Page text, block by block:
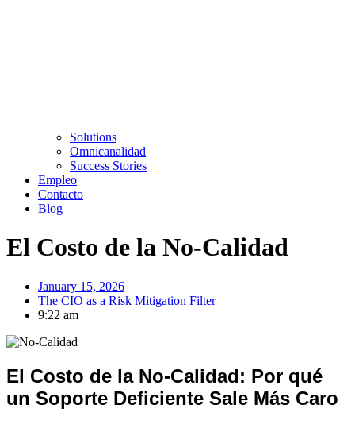
Solutions
Omnicanalidad
Success Stories
Empleo
Contacto
Blog
El Costo de la No-Calidad
January 15, 2026
The CIO as a Risk Mitigation Filter
9:22 am
El Costo de la No-Calidad: Por qué
un Soporte Deficiente Sale Más Caro